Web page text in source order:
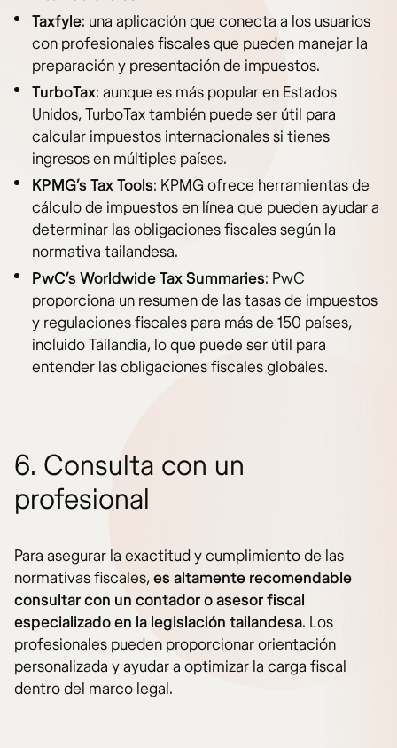
Taxfyle: una aplicación que conecta a los usuarios
con profesionales fiscales que pueden manejar la
preparación y presentación de impuestos.
TurboTax: aunque es más popular en Estados
Unidos, TurboTax también puede ser útil para
calcular impuestos internacionales si tienes
ingresos en múltiples países.
KPMG’s Tax Tools: KPMG ofrece herramientas de
cálculo de impuestos en línea que pueden ayudar a
determinar las obligaciones fiscales según la
normativa tailandesa.
PwC’s Worldwide Tax Summaries: PwC
proporciona un resumen de las tasas de impuestos
y regulaciones fiscales para más de 150 países,
incluido Tailandia, lo que puede ser útil para
entender las obligaciones fiscales globales.
6. Consulta con un
profesional
Para asegurar la exactitud y cumplimiento de las
normativas fiscales,es altamente recomendable
consultar con un contador o asesor fiscal
especializado en la legislación tailandesa. Los
profesionales pueden proporcionar orientación
personalizada y ayudar a optimizar la carga fiscal
dentro del marco legal.